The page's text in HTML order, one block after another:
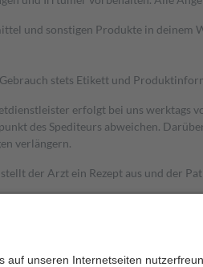
und sonstigen Produkte in
stets Etikett und
erfolgt bei uns werktags
des Spediteurs abweichen.
verlängern.
der Arzt ein Rezept aus und der
beträgt die Zuzahlung zehn Prozent